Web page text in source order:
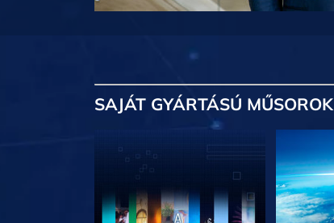
SAJÁT GYÁRTÁSÚ MŰSOROK